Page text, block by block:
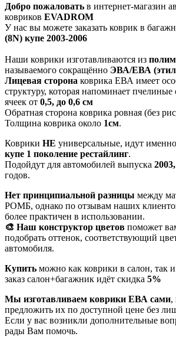
Добро пожаловать в интернет-магазин
ковриков EVADROM
У нас вы можете заказать коврик в
(8N) купе 2003-2006
Наши коврики изготавливаются из
называемого сокращённо ЭВА/ЕВА
Лицевая сторона коврика ЕВА имеет
структуру, которая напоминает
ячеек от 0,5, до 0,6 см
Обратная сторона коврика ровная (без
Толщина коврика около 1см.
Коврики НЕ универсальные, идут
купе 1 поколение рестайлинг.
Подойдут для автомобилей выпуска
годов.
Нет принципиальной разницы между
РОМБ, однако по отзывам наших
более практичен в использовании.
🎨 Наш конструктор цветов поможет
подобрать оттенок, соответствующий
автомобиля.
Купить можно как коврики в салон, так
заказ салон+багажник идёт скидка 5%
Мы изготавливаем коврики ЕВА сами,
предложить их по доступной цене без
Если у вас возникли дополнительные
рады Вам помочь.